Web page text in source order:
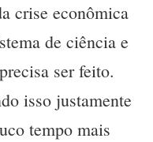
crise econômica
de ciência e
ser feito.
isso justamente
tempo mais